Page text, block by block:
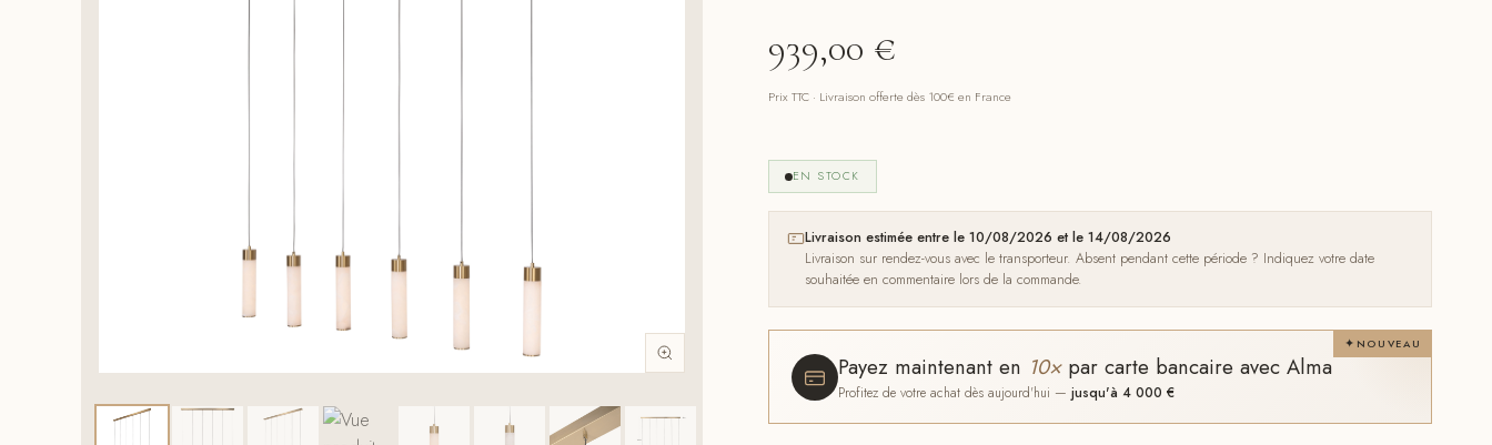
939,00 €
Prix TTC · Livraison offerte dès 100€ en France
EN STOCK
Livraison estimée entre le 10/08/2026 et le 14/08/2026
Livraison sur rendez-vous avec le transporteur. Absent pendant cette période ? Indiquez votre date
souhaitée en commentaire lors de la commande.
NOUVEAU
Payez maintenant en 10×par carte bancaire avec Alma
Profitez de votre achat dès aujourd'hui — jusqu'à 4 000 €